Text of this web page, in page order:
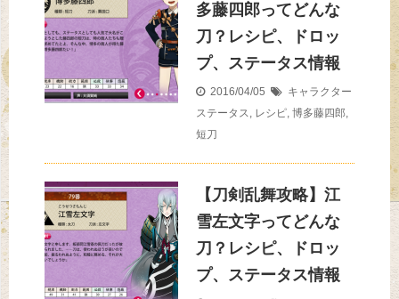
多藤四郎ってどんな
刀？レシピ、ドロッ
プ、ステータス情報
2016/04/05
キャラクター
ステータス, レシピ, 博多藤四郎,
短刀
【刀剣乱舞攻略】江
雪左文字ってどんな
刀？レシピ、ドロッ
プ、ステータス情報